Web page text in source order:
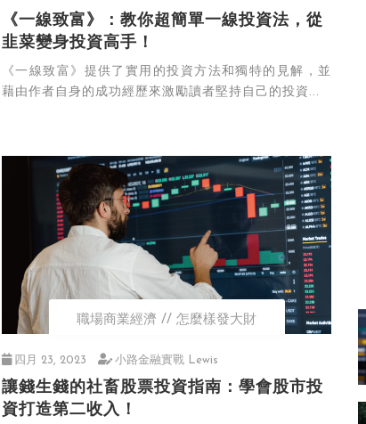
《一線致富》：教你超簡單一線投資法，從
韭菜變身投資高手！
《一線致富》提供了實用的投資方法和獨特的見解，並
藉由作者自身的成功經歷來激勵讀者堅持自己的投資...
職場商業經濟 怎麼樣發大財
四月 23, 2023 小路金融實戰 Lewis
讓錢生錢的社畜股票投資指南：學會股市投
資打造第二收入！